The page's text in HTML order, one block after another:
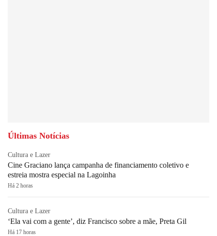
Últimas Notícias
Cultura e Lazer
Cine Graciano lança campanha de financiamento coletivo e
estreia mostra especial na Lagoinha
Há 2 horas
Cultura e Lazer
‘Ela vai com a gente’, diz Francisco sobre a mãe, Preta Gil
Há 17 horas